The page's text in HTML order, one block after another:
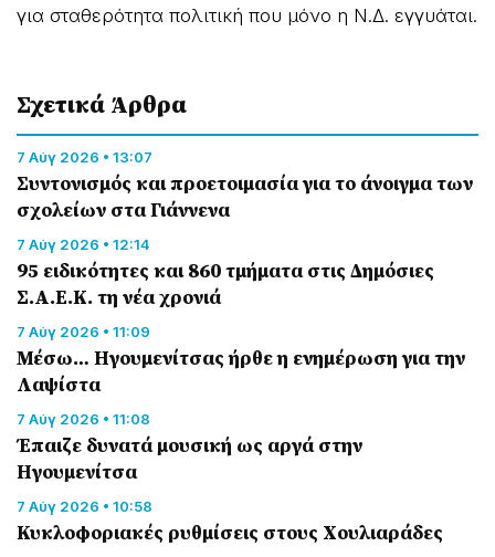
για σταθερότητα πολιτική που μόνο η Ν.Δ. εγγυάται.
Σχετικά Άρθρα
7 Αύγ 2026 • 13:07
Συντονισμός και προετοιμασία για το άνοιγμα των
σχολείων στα Γιάννενα
7 Αύγ 2026 • 12:14
95 ειδικότητες και 860 τμήματα στις Δημόσιες
Σ.Α.Ε.Κ. τη νέα χρονιά
7 Αύγ 2026 • 11:09
Μέσω… Ηγουμενίτσας ήρθε η ενημέρωση για την
Λαψίστα
7 Αύγ 2026 • 11:08
Έπαιζε δυνατά μουσική ως αργά στην
Ηγουμενίτσα
7 Αύγ 2026 • 10:58
Κυκλοφοριακές ρυθμίσεις στους Χουλιαράδες